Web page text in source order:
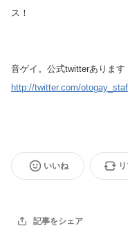
ス！
音ゲイ。公式twitterあります
http://twitter.com/
いいね
記事をシェア